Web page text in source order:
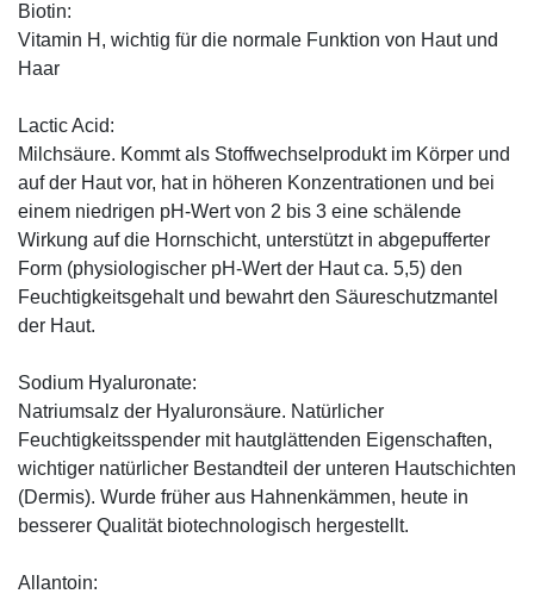
Biotin:
Vitamin H, wichtig für die normale Funktion von Haut und
Haar
Lactic Acid:
Milchsäure. Kommt als Stoffwechselprodukt im Körper und
auf der Haut vor, hat in höheren Konzentrationen und bei
einem niedrigen pH-Wert von 2 bis 3 eine schälende
Wirkung auf die Hornschicht, unterstützt in abgepufferter
Form (physiologischer pH-Wert der Haut ca. 5,5) den
Feuchtigkeitsgehalt und bewahrt den Säureschutzmantel
der Haut.
Sodium Hyaluronate:
Natriumsalz der Hyaluronsäure. Natürlicher
Feuchtigkeitsspender mit hautglättenden Eigenschaften,
wichtiger natürlicher Bestandteil der unteren Hautschichten
(Dermis). Wurde früher aus Hahnenkämmen, heute in
besserer Qualität biotechnologisch hergestellt.
Allantoin: